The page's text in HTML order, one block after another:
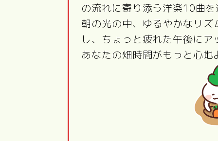
の流れに寄り添う洋楽10曲
朝の光の中、ゆるやかなリ
し、ちょっと疲れた午後に
あなたの畑時間がもっと心